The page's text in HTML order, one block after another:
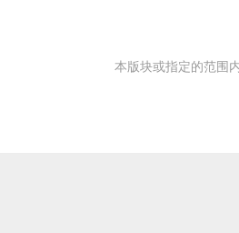
本版块或指定的范围